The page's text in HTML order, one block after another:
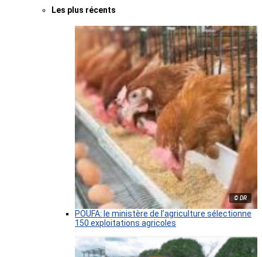
Les plus récents
© DR
POUFA: le ministère de l’agriculture sélectionne
150 exploitations agricoles